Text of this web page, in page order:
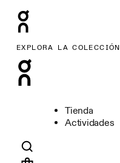
EXPLORA LA COLECCIÓN
Tienda
Actividades